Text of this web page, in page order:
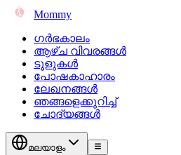
Mommy
ഗർഭകാലം
ആഴ്ച വിവരങ്ങൾ
ടൂളുകൾ
പോഷകാഹാരം
ലേഖനങ്ങൾ
ഞങ്ങളെക്കുറിച്ച്
ചോദ്യങ്ങൾ
മലയാളം